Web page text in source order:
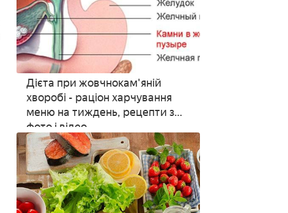
Дієта при жовчнокам'яній
хворобі - раціон харчування
меню на тиждень, рецепти з
фото і відео